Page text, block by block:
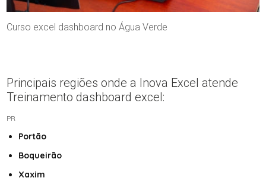
Curso excel dashboard no Água Verde
Principais regiões onde a Inova Excel atende
Treinamento dashboard excel:
PR
Portão
Boqueirão
Xaxim